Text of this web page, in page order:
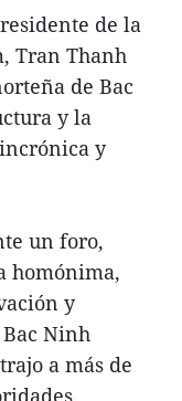
de la
Tran Thanh
de Bac
y la
y
un foro,
homónima,
y
Ninh
a más de